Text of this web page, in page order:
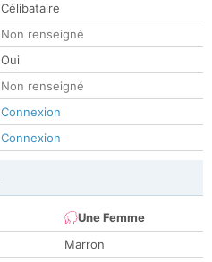
Célibataire
Non renseigné
Oui
Non renseigné
Connexion
Connexion
Une Femme
Marron